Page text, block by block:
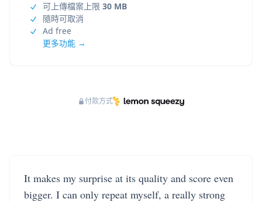
可上傳檔案上限 30 MB
隨時可取消
Ad free
更多功能 →
付款方式
It makes my surprise at its quality and score even
bigger. I can only repeat myself, a really strong